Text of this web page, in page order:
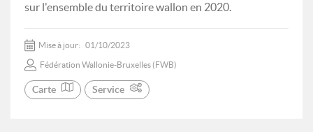
sur l'ensemble du territoire wallon en 2020.
Mise à jour: 01/10/2023
Fédération Wallonie-Bruxelles (FWB)
Carte Service